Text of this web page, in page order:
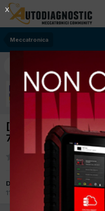
Meccatronica
[Lancia Ypsilon 05/
70Kw Diesel]
Da remix
11 Ottobre 2017
X